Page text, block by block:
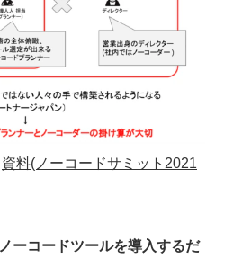
資料(ノーコードサミット2021
ーコードツールを導入するだ